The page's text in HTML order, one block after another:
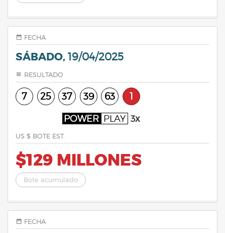
FECHA
SÁBADO, 19/04/2025
RESULTADO
7 25 37 39 63 1
POWER PLAY 3x
US $ BOTE EST.
$129 MILLONES
Bote acumulado
FECHA